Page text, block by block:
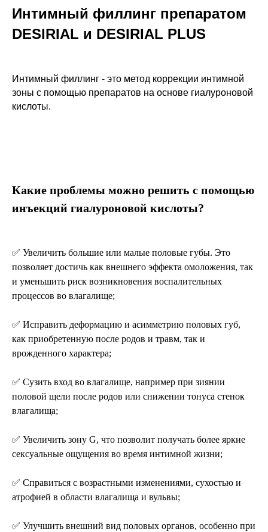
Интимный филлинг препаратом
DESIRIAL и DESIRIAL PLUS
Интимный филлинг - это метод коррекции интимной
зоны с помощью препаратов на основе гиалуроновой
кислоты.
Какие проблемы можно решить с помощью
инъекций гиалуроновой кислоты?
✅ Увеличить большие или малые половые губы. Это
позволяет достичь как внешнего эффекта омоложения, так
и уменьшить риск возникновения воспалительных
процессов во влагалище;
✅ Исправить деформацию и асимметрию половых губ,
как приобретенную после родов и травм, так и
врожденного характера;
✅ Сузить вход во влагалище, например при зиянии
половой щели после родов или снижении тонуса стенок
влагалища;
✅ Увеличить зону G, что позволит получать более яркие
сексуальные ощущения во время интимной жизни;
✅ Справиться с возрастными изменениями, сухостью и
атрофией в области влагалища и вульвы;
✅ Улучшить внешний вид половых органов, особенно при